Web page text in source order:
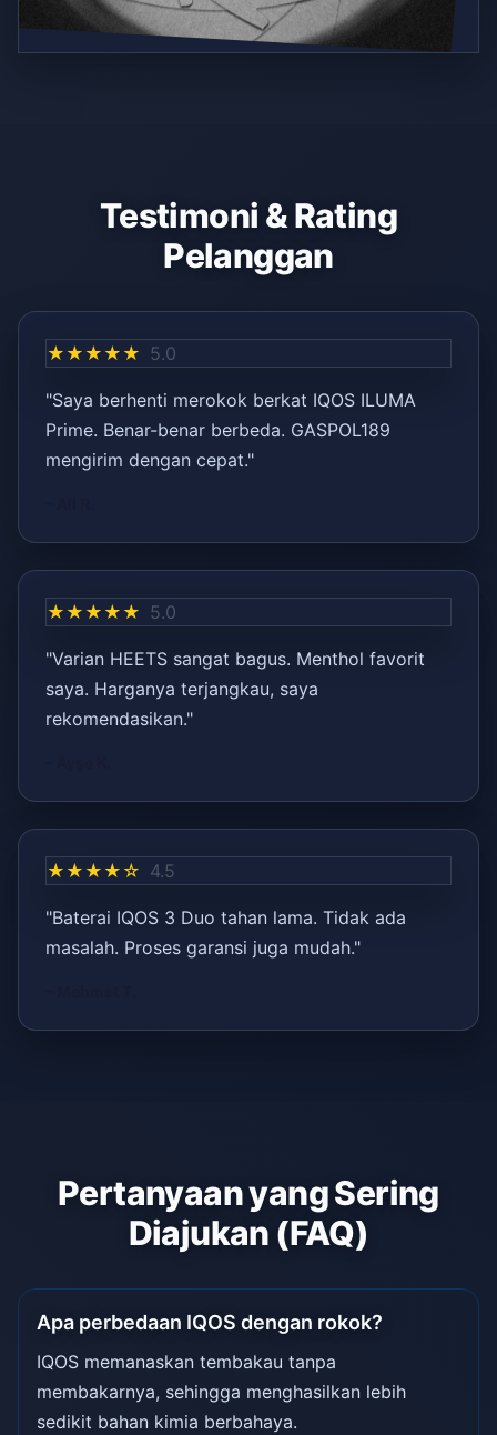
Testimoni & Rating
Pelanggan
★★★★★ 5.0
"Saya berhenti merokok berkat IQOS ILUMA
Prime. Benar-benar berbeda. GASPOL189
mengirim dengan cepat."
★★★★★ 5.0
"Varian HEETS sangat bagus. Menthol favorit
saya. Harganya terjangkau, saya
rekomendasikan."
★★★★☆ 4.5
"Baterai IQOS 3 Duo tahan lama. Tidak ada
masalah. Proses garansi juga mudah."
Pertanyaan yang Sering
Diajukan (FAQ)
Apa perbedaan IQOS dengan rokok?
IQOS memanaskan tembakau tanpa
membakarnya, sehingga menghasilkan lebih
sedikit bahan kimia berbahaya.